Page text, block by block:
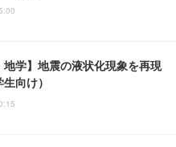
地学】地震の液状化現象を再現
向け）